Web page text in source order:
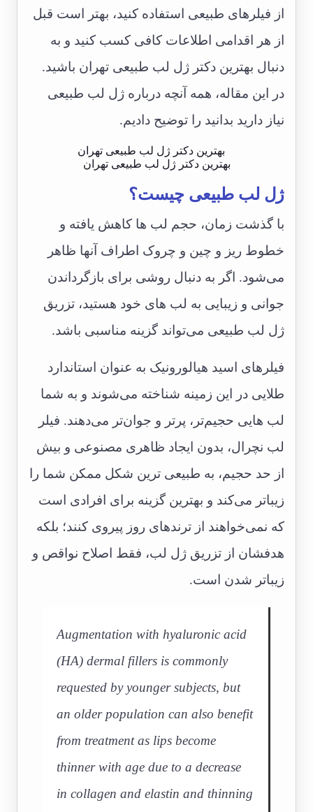
از فیلرهای طبیعی استفاده کنید، بهتر است قبل
از هر اقدامی ‌اطلاعات کافی کسب کنید و به
دنبال بهترین دکتر ژل لب طبیعی تهران باشید.
در این مقاله، همه آنچه درباره ژل لب طبیعی
نیاز دارید بدانید را توضیح دادیم.
بهترین دکتر ژل لب طبیعی تهران
ژل لب طبیعی چیست؟
با گذشت زمان، حجم لب ها کاهش یافته و
خطوط ریز و چین و چروک اطراف آنها ظاهر
می‌شود. اگر به دنبال روشی برای بازگرداندن
جوانی و زیبایی به لب های خود هستید، تزريق
ژل لب طبیعی می‌تواند گزینه مناسبی باشد.
فیلرهای اسید هیالورونیک به عنوان استاندارد
طلایی در این زمینه شناخته می‌شوند و به شما
لب هایی حجیم‌تر، پرتر و جوان‌تر می‌دهند. فیلر
لب نچرال، بدون ایجاد ظاهری مصنوعی و بیش
از حد حجیم، به طبیعی ترین شکل ممکن شما را
زیباتر می‌کند و بهترین گزینه برای افرادی است
که نمی‌خواهند از ترندهای روز پیروی کنند؛ بلکه
هدفشان از تزریق ژل لب، فقط اصلاح نواقص و
زیباتر شدن است.
Augmentation with hyaluronic acid
(HA) dermal fillers is commonly
requested by younger subjects, but
an older population can also benefit
from treatment as lips become
thinner with age due to a decrease
in collagen and elastin and thinning